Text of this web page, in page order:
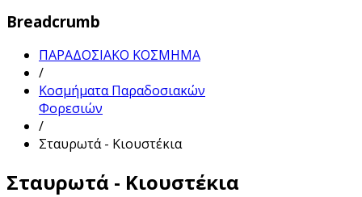
Breadcrumb
ΠΑΡΑΔΟΣΙΑΚΟ ΚΟΣΜΗΜΑ
/
Κοσμήματα Παραδοσιακών
Φορεσιών
/
Σταυρωτά - Κιουστέκια
Σταυρωτά - Κιουστέκια